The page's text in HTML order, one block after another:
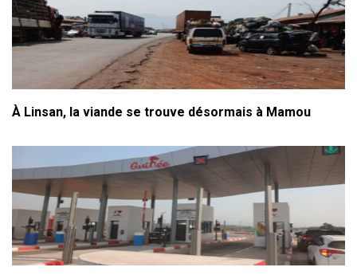
À Linsan, la viande se trouve désormais à Mamou